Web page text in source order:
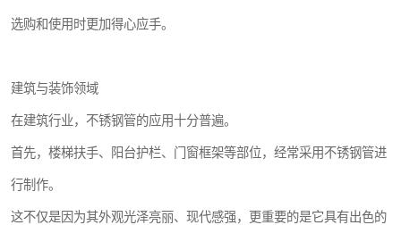
选购和使用时更加得心应手。
建筑与装饰领域
在建筑行业，不锈钢管的应用十分普遍。
首先，楼梯扶手、阳台护栏、门窗框架等部位，经常采用不锈钢管进
行制作。
这不仅是因为其外观光泽亮丽、现代感强，更重要的是它具有出色的